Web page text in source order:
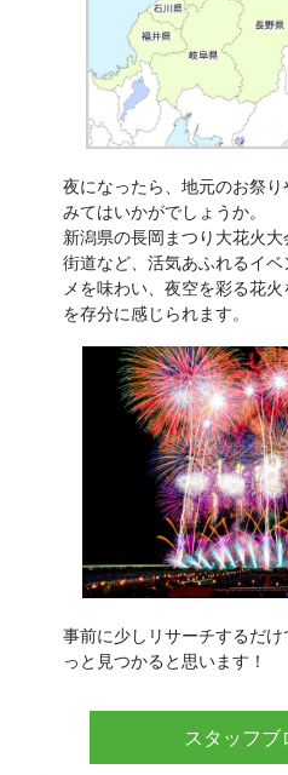
夜になったら、地元のお祭
みてはいかがでしょうか。
新潟県の長岡まつり大花火
街道など、活気あふれるイ
メを味わい、夜空を彩る花
を存分に感じられます。
事前に少しリサーチするだ
っと見つかると思います！
スタッフブ